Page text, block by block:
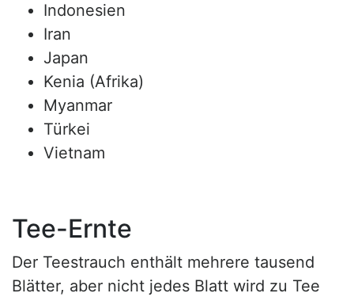
Indonesien
Iran
Japan
Kenia (Afrika)
Myanmar
Türkei
Vietnam
Tee-Ernte
Der Teestrauch enthält mehrere tausend
Blätter, aber nicht jedes Blatt wird zu Tee